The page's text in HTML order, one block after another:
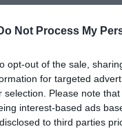
Not Process My
opt-out of the sale,
for targeted
selection. Please note
interest-based ads
to third parties
a
3 060, illetve 2